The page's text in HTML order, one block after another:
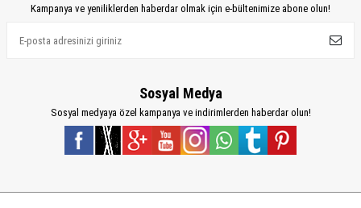
Kampanya ve yeniliklerden haberdar olmak için e-bültenimize abone olun!
Sosyal Medya
Sosyal medyaya özel kampanya ve indirimlerden haberdar olun!